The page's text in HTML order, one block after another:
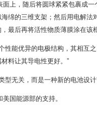
上，随后将圆球紧紧包裹成
绵的三维支架；然后用电解
最后再将活性物质薄膜涂在该
能优异的电极结构，其相互
料让其导电性更好。”
型无关，而是一种新的电池设
国能源部的支持。